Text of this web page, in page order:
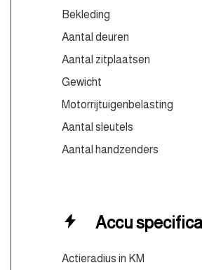
Bekleding
Aantal deuren
Aantal zitplaatsen
Gewicht
Motorrijtuigenbelasting
Aantal sleutels
Aantal handzenders
Accu
Actieradius in KM